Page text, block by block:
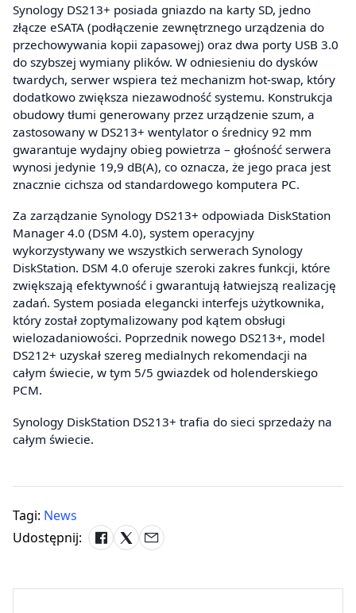
Synology DS213+ posiada gniazdo na karty SD, jedno
złącze eSATA (podłączenie zewnętrznego urządzenia do
przechowywania kopii zapasowej) oraz dwa porty USB 3.0
do szybszej wymiany plików. W odniesieniu do dysków
twardych, serwer wspiera też mechanizm hot-swap, który
dodatkowo zwiększa niezawodność systemu. Konstrukcja
obudowy tłumi generowany przez urządzenie szum, a
zastosowany w DS213+ wentylator o średnicy 92 mm
gwarantuje wydajny obieg powietrza – głośność serwera
wynosi jedynie 19,9 dB(A), co oznacza, że jego praca jest
znacznie cichsza od standardowego komputera PC.
Za zarządzanie Synology DS213+ odpowiada DiskStation
Manager 4.0 (DSM 4.0), system operacyjny
wykorzystywany we wszystkich serwerach Synology
DiskStation. DSM 4.0 oferuje szeroki zakres funkcji, które
zwiększają efektywność i gwarantują łatwiejszą realizację
zadań. System posiada elegancki interfejs użytkownika,
który został zoptymalizowany pod kątem obsługi
wielozadaniowości. Poprzednik nowego DS213+, model
DS212+ uzyskał szereg medialnych rekomendacji na
całym świecie, w tym 5/5 gwiazdek od holenderskiego
PCM.
Synology DiskStation DS213+ trafia do sieci sprzedaży na
całym świecie.
Tagi: News
Udostępnij: